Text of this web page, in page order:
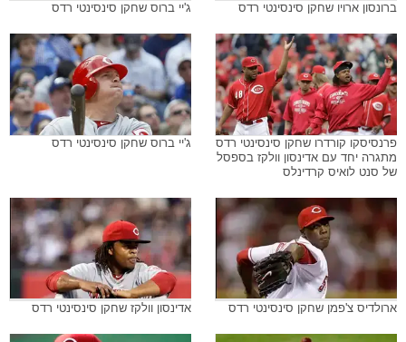
ברונסון ארויו שחקן סינסינטי רדס ג'יי ברוס שחקן סינסינטי רדס
פרנסיסקו קורדרו שחקן סינסינטי רדס
מתגרה יחד עם אדינסון וולקז בספסל
של סנט לואיס קרדינלס
ג'יי ברוס שחקן סינסינטי רדס
ארולדיס צ'פמן שחקן סינסינטי רדס אדינסון וולקז שחקן סינסינטי רדס